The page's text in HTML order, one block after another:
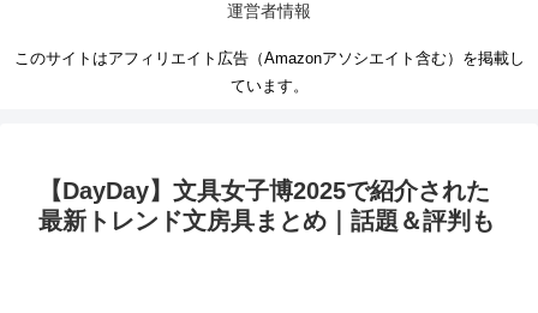
運営者情報
このサイトはアフィリエイト広告（Amazonアソシエイト含む）を掲載し
ています。
【DayDay】文具女子博2025で紹介された
最新トレンド文房具まとめ｜話題＆評判も